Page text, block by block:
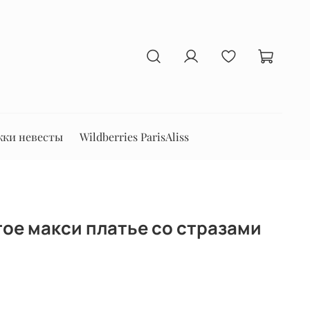
невесты Wildberries ParisAliss
макси платье со стразами